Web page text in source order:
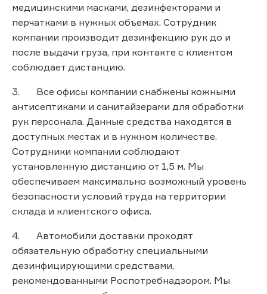
медицинскими масками, дезинфекторами и
перчатками в нужных объемах. Сотрудник
компании производит дезинфекцию рук до и
после выдачи груза, при контакте с клиентом
соблюдает дистанцию.
3. Все офисы компании снабжены кожными
антисептиками и санитайзерами для обработки
рук персонала. Данные средства находятся в
доступных местах и в нужном количестве.
Сотрудники компании соблюдают
установленную дистанцию от 1,5 м. Мы
обеспечиваем максимально возможный уровень
безопасности условий труда на территории
склада и клиентского офиса.
4. Автомобили доставки проходят
обязательную обработку специальными
дезинфицирующими средствами,
рекомендованными Роспотребнадзором. Мы